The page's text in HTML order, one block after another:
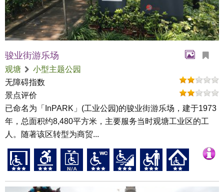
骏业街游乐场
观塘
小型主题公园
无障碍指数
景点评价
已命名为「InPARK」(工业公园)的骏业街游乐场，建于1973
年，总面积约8,480平方米，主要服务当时观塘工业区的工
人。随著该区转型为商贸...